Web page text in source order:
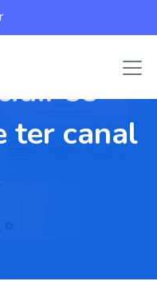
se
ter canal